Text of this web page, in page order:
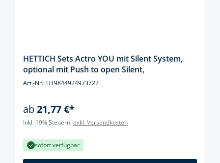
HETTICH Sets Actro YOU mit Silent System,
optional mit Push to open Silent,
Art.-Nr.: HT9844924973722
ab21,77 €*
Inkl. 19% Steuern, exkl. Versandkosten
sofort verfügbar